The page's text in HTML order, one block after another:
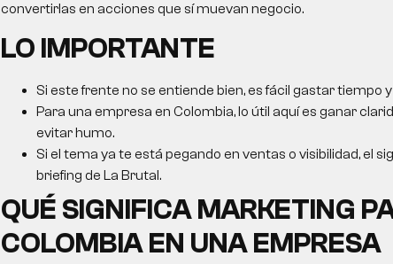
convertirlas en acciones que sí muevan negocio.
LO IMPORTANTE
Si este frente no se entiende bien, es fácil gastar tiempo
Para una empresa en Colombia, lo útil aquí es ganar
evitar humo.
Si el tema ya te está pegando en ventas o visibilidad, el
briefing de La Brutal.
QUÉ SIGNIFICAMARKETING
COLOMBIAEN UNA EMPRESA